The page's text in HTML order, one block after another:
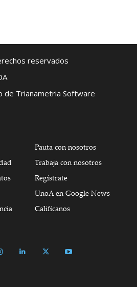
reservados
de Trianametria Software
Pauta con nosotros
Trabaja con nosotros
Regístrate
UnoA en Google News
Califícanos